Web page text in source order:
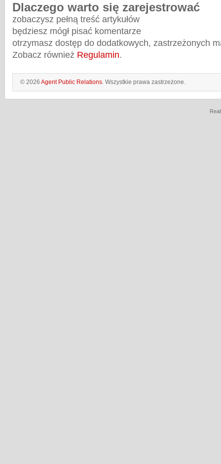
Dlaczego warto się zarejestrować
zobaczysz pełną treść artykułów
będziesz mógł pisać komentarze
otrzymasz dostęp do dodatkowych, zastrzeżonych
Zobacz również Regulamin.
© 2026 Agent Public Relations. Wszystkie prawa zastrzeżone.